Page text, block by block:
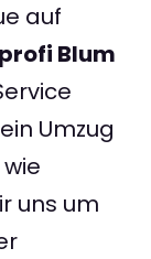
auf
Blum
Umzug
uns um